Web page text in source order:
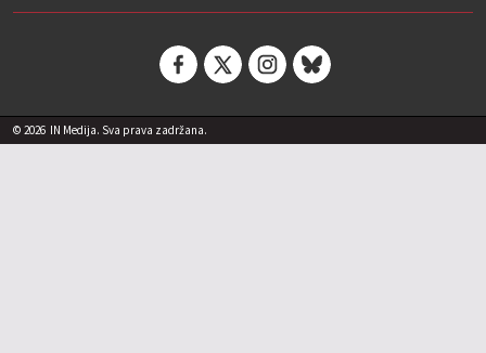
© 2026 IN Medija. Sva prava zadržana.